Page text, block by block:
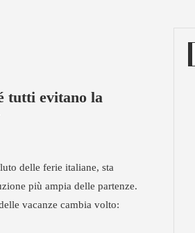
tutti evitano la
delle ferie italiane, sta
più ampia delle partenze.
vacanze cambia volto: